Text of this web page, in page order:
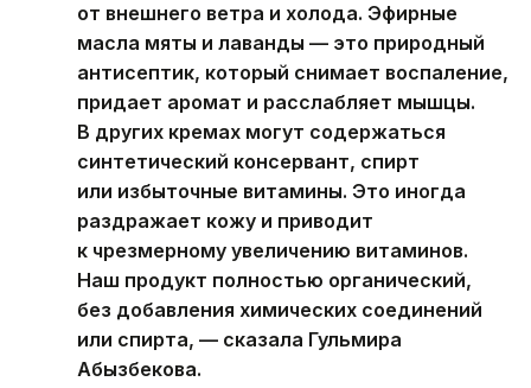
от внешнего ветра и холода. Эфирные
масла мяты и лаванды — это природный
антисептик, который снимает воспаление,
придает аромат и расслабляет мышцы.
В других кремах могут содержаться
синтетический консервант, спирт
или избыточные витамины. Это иногда
раздражает кожу и приводит
к чрезмерному увеличению витаминов.
Наш продукт полностью органический,
без добавления химических соединений
или спирта, — сказала Гульмира
Абызбекова.